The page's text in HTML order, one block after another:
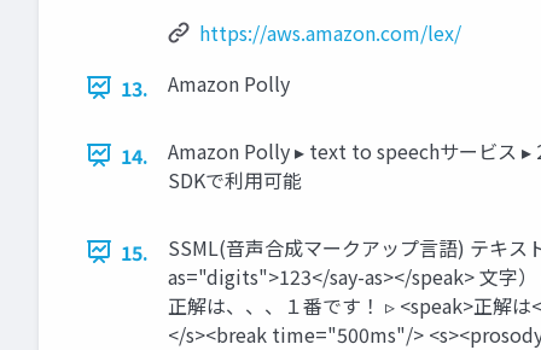
https://aws.amazon.com/lex/
13.
Amazon Polly
14.
Amazon Polly ▸ text to speechサービス ▸
SDKで利用可能
15.
SSML(音声合成マークアップ言語) テキ
as="digits">123</say-as></speak> 文字
正解は、、、１番です！ ▹ <speak>正解
</s><break time="500ms"/>